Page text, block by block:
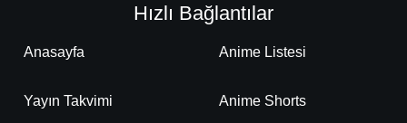
Hızlı Bağlantılar
Anasayfa Anime Listesi
Yayın Takvimi Anime Shorts